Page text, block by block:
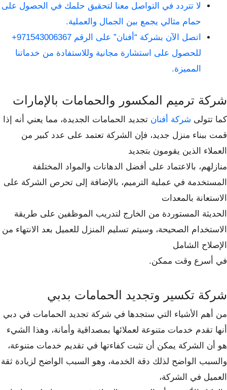
لا تتردد في التواصل معنا لتحقيق حلمك في الحصول على
حمام مثالي يجمع بين الجمال والعملية.
اتصل الآن بشركة “أفنان” على الرقم 971543006367+
للحصول على استشارة مجانية وللاستفادة من خدماتنا
المميزة.
شركة ترميم المكسور والحمامات بالإمارات
كما تتولى شركة أفنان تجديد الحمامات الجديدة، مما يعني أنه إذا
قمت ببناء منزل جديد، فإن الشركة تعتمد على عدد كبير من
العملاء الذين يقومون بتجديد
منازلهم، بالاعتماد على أفضل الدهانات والمواد المختلفة
المستخدمة في عملية الترميم، بالإضافة إلى تحرص الشركة على
الاستعانة بالمعدات
الحديثة المستوردة من الخارج لتدريب الموظفين على طريقة
الاستخدام الصحيحة، وسيتم تسليم المنزل للعميل بعد الانتهاء من
الإصلاح الشامل
في أسرع وقت ممكن.
شركة تكسير وتجديد الحمامات بدبي
من أهم الأشياء التي ستجدها في شركة تجديد الحمامات في دبي
أنها تقدم خدمات متنوعة لعملائها بمصداقية وأمانة، وهذا الشيء
هو أن الشركة يمكن أن تثبت كفاءتها في تقديم خدمات متنوعة،
والسبب الواضح لذلك دقة الخدمة، وهو السبب الواضح لزيادة ثقة
العميل في الشركة،